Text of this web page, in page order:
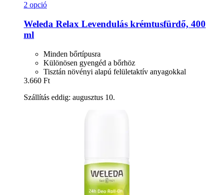
2 opció
Weleda Relax Levendulás krémtusfürdő, 400
ml
Minden bőrtípusra
Különösen gyengéd a bőrhöz
Tisztán növényi alapú felületaktív anyagokkal
3.660 Ft
Szállítás eddig: augusztus 10.